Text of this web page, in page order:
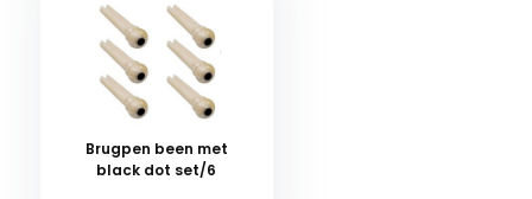
Brugpen been met
black dot set/6